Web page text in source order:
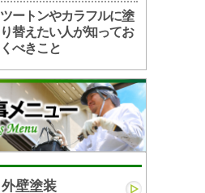
ツートンやカラフルに塗
り替えたい人が知ってお
くべきこと
外壁塗装